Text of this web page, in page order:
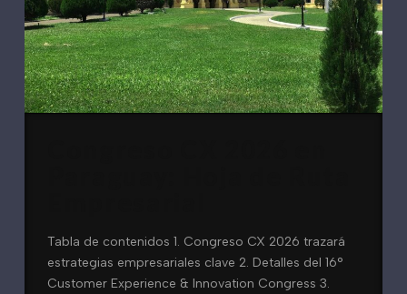
Tabla de contenidos 1. Congreso CX 2026 trazará
estrategias empresariales clave 2. Detalles del 16°
Customer Experience & Innovation Congress 3.